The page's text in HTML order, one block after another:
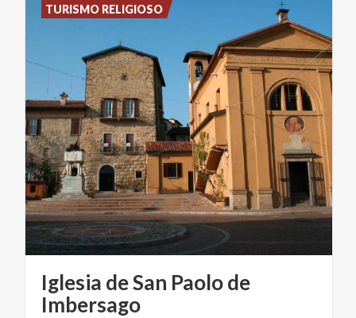
Iglesia de San Paolo de
Imbersago
TURISMO RELIGIOSO